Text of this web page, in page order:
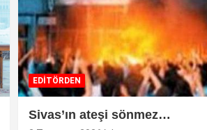
EDİTÖRDEN
Sivas’ın ateşi sönmez…